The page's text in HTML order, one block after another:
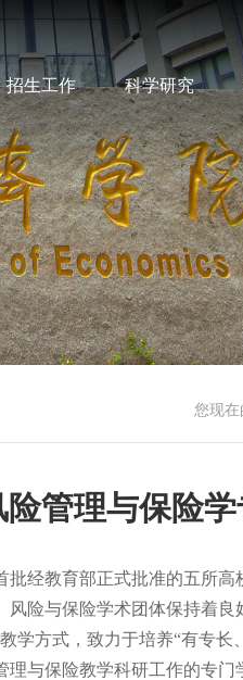
招生工作 科学研究
您现在
险管理与保险
教育部正式批准的五所高
险与保险学术团体保持着
学方式，致力于培养“有专
理与保险教学科研工作的专